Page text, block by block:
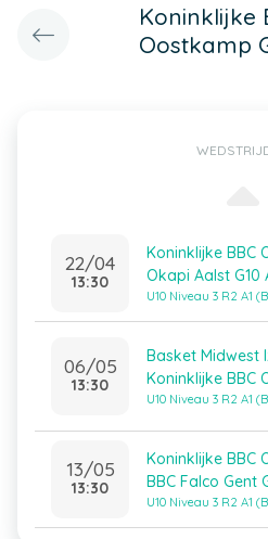
Koninklijke
Oostkamp
22/04
13:30
Koninklijke BBC
Okapi Aalst G10
U10 Niveau 3 R2 A1
06/05
13:30
Basket Midwest
Koninklijke BBC
U10 Niveau 3 R2 A1
13/05
13:30
Koninklijke BBC
BBC Falco Gent
U10 Niveau 3 R2 A1